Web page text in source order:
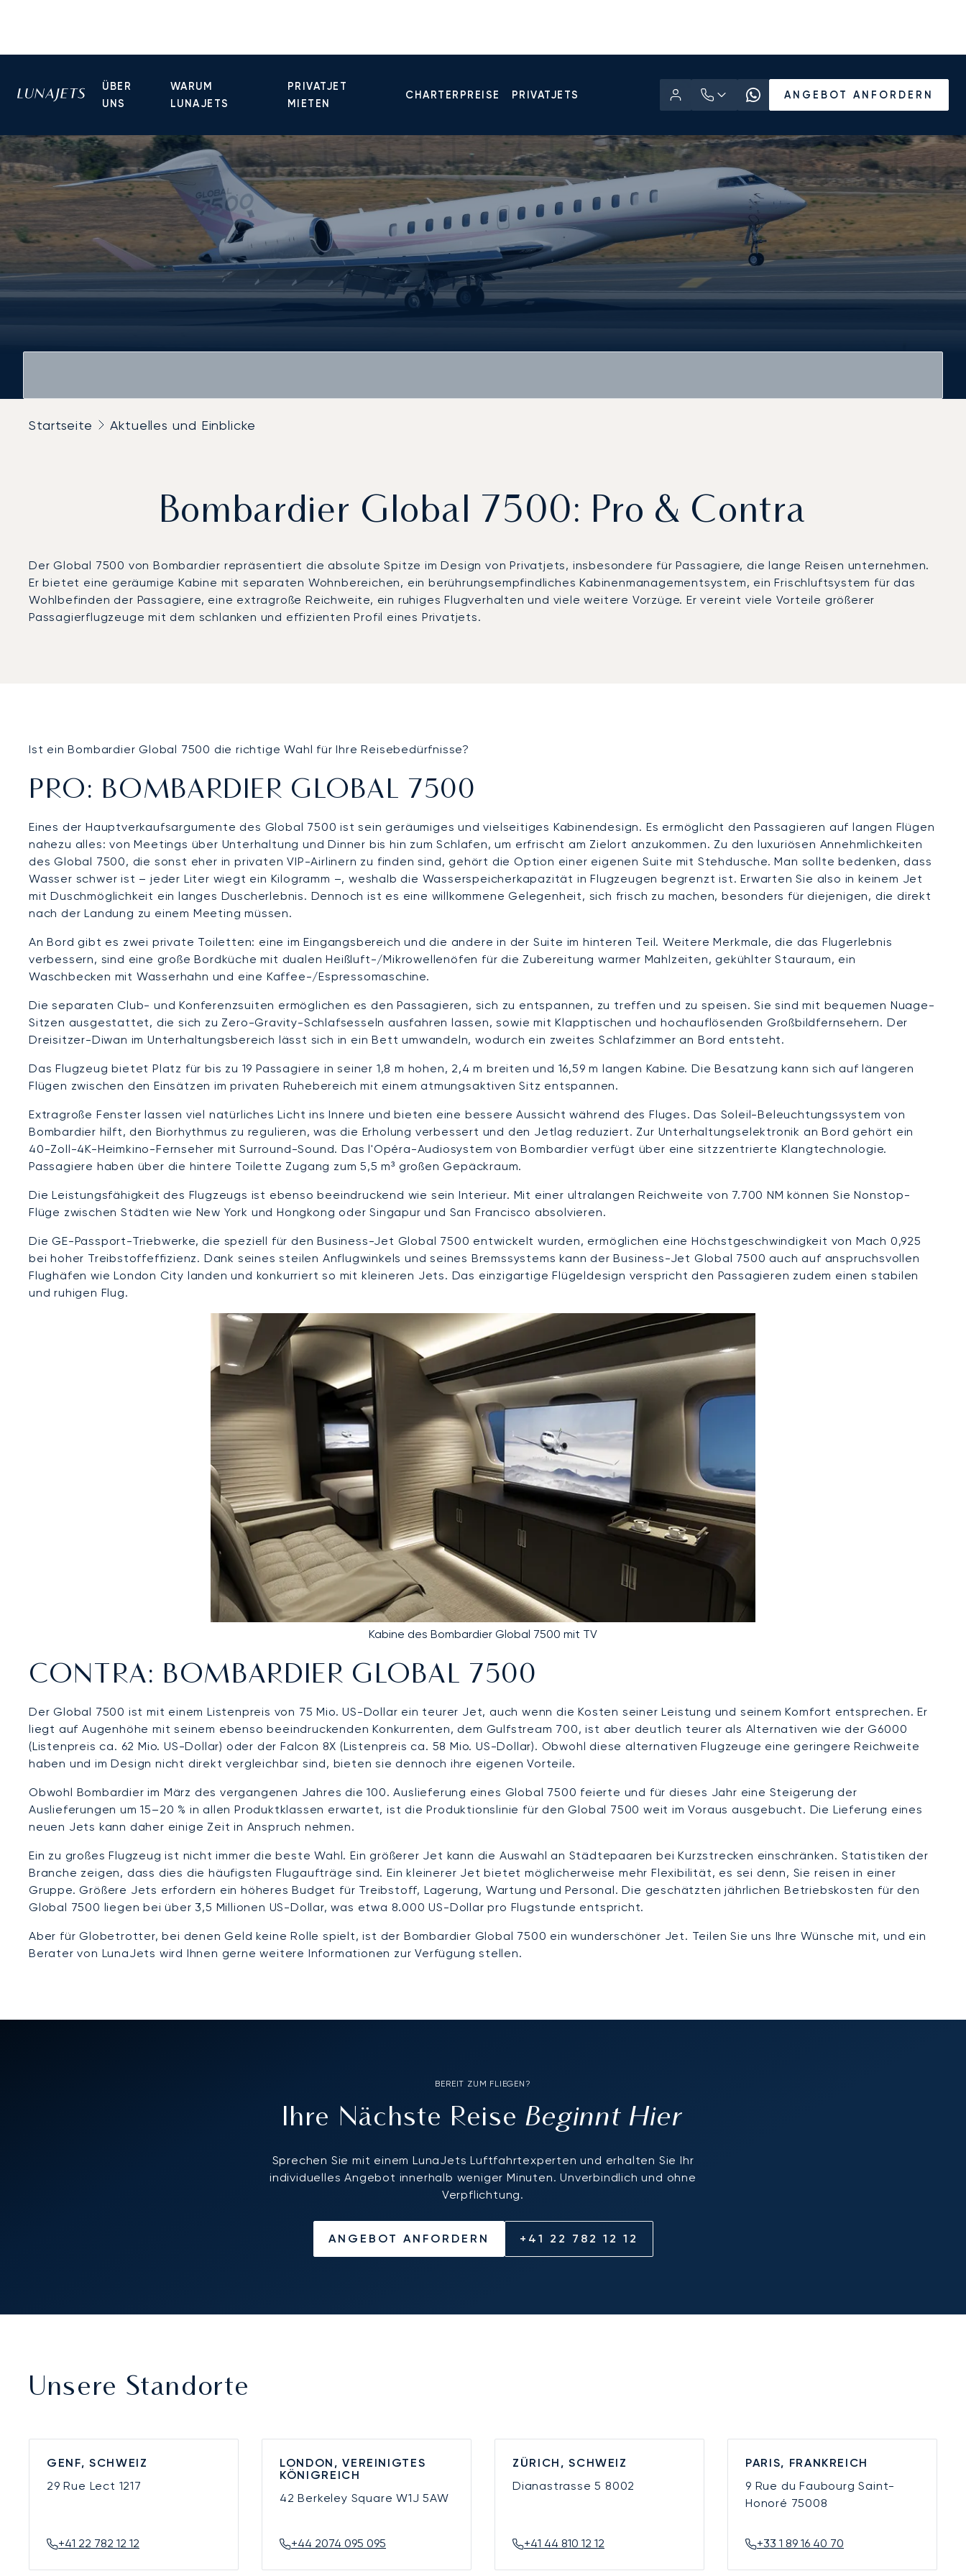
ÜBER
UNS
WARUM
LUNAJETS
PRIVATJET
MIETEN
CHARTERPREISE PRIVATJETS ANGEBOT ANFORDERN
Startseite Aktuelles und Einblicke
Bombardier Global 7500: Pro & Contra
Der Global 7500 von Bombardier repräsentiert die absolute Spitze im Design von Privatjets, insbesondere für Passagiere, die lange Reisen unternehmen.
Er bietet eine geräumige Kabine mit separaten Wohnbereichen, ein berührungsempfindliches Kabinenmanagementsystem, ein Frischluftsystem für das
Wohlbefinden der Passagiere, eine extragroße Reichweite, ein ruhiges Flugverhalten und viele weitere Vorzüge. Er vereint viele Vorteile größerer
Passagierflugzeuge mit dem schlanken und effizienten Profil eines Privatjets.
Ist ein Bombardier Global 7500 die richtige Wahl für Ihre Reisebedürfnisse?
PRO: BOMBARDIER GLOBAL 7500
Eines der Hauptverkaufsargumente des Global 7500 ist sein geräumiges und vielseitiges Kabinendesign. Es ermöglicht den Passagieren auf langen Flügen
nahezu alles: von Meetings über Unterhaltung und Dinner bis hin zum Schlafen, um erfrischt am Zielort anzukommen. Zu den luxuriösen Annehmlichkeiten
des Global 7500, die sonst eher in privaten VIP-Airlinern zu finden sind, gehört die Option einer eigenen Suite mit Stehdusche. Man sollte bedenken, dass
Wasser schwer ist – jeder Liter wiegt ein Kilogramm –, weshalb die Wasserspeicherkapazität in Flugzeugen begrenzt ist. Erwarten Sie also in keinem Jet
mit Duschmöglichkeit ein langes Duscherlebnis. Dennoch ist es eine willkommene Gelegenheit, sich frisch zu machen, besonders für diejenigen, die direkt
nach der Landung zu einem Meeting müssen.
An Bord gibt es zwei private Toiletten: eine im Eingangsbereich und die andere in der Suite im hinteren Teil. Weitere Merkmale, die das Flugerlebnis
verbessern, sind eine große Bordküche mit dualen Heißluft-/Mikrowellenöfen für die Zubereitung warmer Mahlzeiten, gekühlter Stauraum, ein
Waschbecken mit Wasserhahn und eine Kaffee-/Espressomaschine.
Die separaten Club- und Konferenzsuiten ermöglichen es den Passagieren, sich zu entspannen, zu treffen und zu speisen. Sie sind mit bequemen Nuage-
Sitzen ausgestattet, die sich zu Zero-Gravity-Schlafsesseln ausfahren lassen, sowie mit Klapptischen und hochauflösenden Großbildfernsehern. Der
Dreisitzer-Diwan im Unterhaltungsbereich lässt sich in ein Bett umwandeln, wodurch ein zweites Schlafzimmer an Bord entsteht.
Das Flugzeug bietet Platz für bis zu 19 Passagiere in seiner 1,8 m hohen, 2,4 m breiten und 16,59 m langen Kabine. Die Besatzung kann sich auf längeren
Flügen zwischen den Einsätzen im privaten Ruhebereich mit einem atmungsaktiven Sitz entspannen.
Extragroße Fenster lassen viel natürliches Licht ins Innere und bieten eine bessere Aussicht während des Fluges. Das Soleil-Beleuchtungssystem von
Bombardier hilft, den Biorhythmus zu regulieren, was die Erholung verbessert und den Jetlag reduziert. Zur Unterhaltungselektronik an Bord gehört ein
40-Zoll-4K-Heimkino-Fernseher mit Surround-Sound. Das l'Opéra-Audiosystem von Bombardier verfügt über eine sitzzentrierte Klangtechnologie.
Passagiere haben über die hintere Toilette Zugang zum 5,5 m³ großen Gepäckraum.
Die Leistungsfähigkeit des Flugzeugs ist ebenso beeindruckend wie sein Interieur. Mit einer ultralangen Reichweite von 7.700 NM können Sie Nonstop-
Flüge zwischen Städten wie New York und Hongkong oder Singapur und San Francisco absolvieren.
Die GE-Passport-Triebwerke, die speziell für den Business-Jet Global 7500 entwickelt wurden, ermöglichen eine Höchstgeschwindigkeit von Mach 0,925
bei hoher Treibstoffeffizienz. Dank seines steilen Anflugwinkels und seines Bremssystems kann der Business-Jet Global 7500 auch auf anspruchsvollen
Flughäfen wie London City landen und konkurriert so mit kleineren Jets. Das einzigartige Flügeldesign verspricht den Passagieren zudem einen stabilen
und ruhigen Flug.
Kabine des Bombardier Global 7500 mit TV
CONTRA: BOMBARDIER GLOBAL 7500
Der Global 7500 ist mit einem Listenpreis von 75 Mio. US-Dollar ein teurer Jet, auch wenn die Kosten seiner Leistung und seinem Komfort entsprechen. Er
liegt auf Augenhöhe mit seinem ebenso beeindruckenden Konkurrenten, dem Gulfstream 700, ist aber deutlich teurer als Alternativen wie der G6000
(Listenpreis ca. 62 Mio. US-Dollar) oder der Falcon 8X (Listenpreis ca. 58 Mio. US-Dollar). Obwohl diese alternativen Flugzeuge eine geringere Reichweite
haben und im Design nicht direkt vergleichbar sind, bieten sie dennoch ihre eigenen Vorteile.
Obwohl Bombardier im März des vergangenen Jahres die 100. Auslieferung eines Global 7500 feierte und für dieses Jahr eine Steigerung der
Auslieferungen um 15–20 % in allen Produktklassen erwartet, ist die Produktionslinie für den Global 7500 weit im Voraus ausgebucht. Die Lieferung eines
neuen Jets kann daher einige Zeit in Anspruch nehmen.
Ein zu großes Flugzeug ist nicht immer die beste Wahl. Ein größerer Jet kann die Auswahl an Städtepaaren bei Kurzstrecken einschränken. Statistiken der
Branche zeigen, dass dies die häufigsten Flugaufträge sind. Ein kleinerer Jet bietet möglicherweise mehr Flexibilität, es sei denn, Sie reisen in einer
Gruppe. Größere Jets erfordern ein höheres Budget für Treibstoff, Lagerung, Wartung und Personal. Die geschätzten jährlichen Betriebskosten für den
Global 7500 liegen bei über 3,5 Millionen US-Dollar, was etwa 8.000 US-Dollar pro Flugstunde entspricht.
Aber für Globetrotter, bei denen Geld keine Rolle spielt, ist der Bombardier Global 7500 ein wunderschöner Jet. Teilen Sie uns Ihre Wünsche mit, und ein
Berater von LunaJets wird Ihnen gerne weitere Informationen zur Verfügung stellen.
BEREIT ZUM FLIEGEN?
Ihre Nächste ReiseBeginnt Hier
Sprechen Sie mit einem LunaJets Luftfahrtexperten und erhalten Sie Ihr
individuelles Angebot innerhalb weniger Minuten. Unverbindlich und ohne
Verpflichtung.
ANGEBOT ANFORDERN +41 22 782 12 12
Unsere Standorte
GENF, SCHWEIZ
29 Rue Lect 1217
+41 22 782 12 12
LONDON, VEREINIGTES
KÖNIGREICH
42 Berkeley SquareW1J 5AW
+44 2074 095 095
ZÜRICH, SCHWEIZ
Dianastrasse 5 8002
+41 44 810 12 12
PARIS, FRANKREICH
9 Rue du Faubourg Saint-
Honoré 75008
+33 1 89 16 40 70